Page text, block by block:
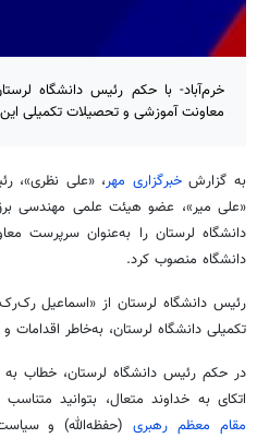
خرم‌آباد- با حکم رئیس دانشگاه
معاونت آموزشی و تحصیلات تکمیلی
به گزارشخبرگزاری مهر، «علی نظری»،
«علی میر»، عضو هیئت علمی مهندسی
دانشگاه لرستان را به‌عنوان سرپرست
دانشگاه منصوب کرد.
رئیس دانشگاه لرستان از «اسماعیل
تکمیلی دانشگاه لرستان، به‌خاطر اقدامات
در حکم رئیس دانشگاه لرستان، خطاب به
اتکای به خداوند متعال، بتوانید متناسب
مقام معظم رهبری(حفظه‌الله) و